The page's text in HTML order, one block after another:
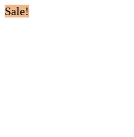
Sale!